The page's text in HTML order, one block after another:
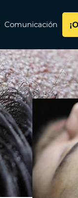
Comunicación